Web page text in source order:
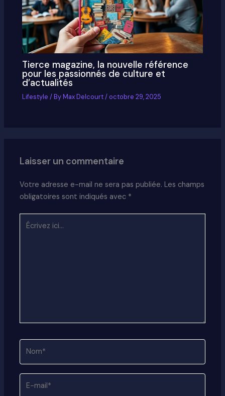
Tierce magazine, la nouvelle référence
pour les passionnés de culture et
d’actualités
Lifestyle / ByMax Delcourt/octobre 29, 2025
Laisser un commentaire
Votre adresse e-mail ne sera pas publiée. Les champs
obligatoires sont indiqués avec *
Écrivez
ici…
E-
mail*